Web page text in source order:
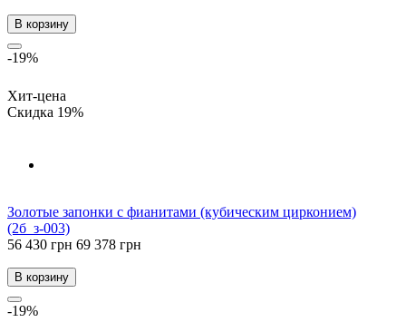
В корзину
-19%
Хит-цена
Скидка 19%
Золотые запонки с фианитами (кубическим цирконием)
(2б_з-003)
56 430 грн 69 378 грн
В корзину
-19%